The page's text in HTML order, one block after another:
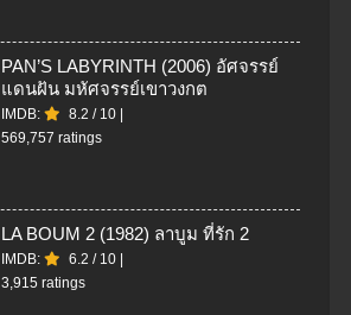
PAN’S LABYRINTH (2006) อัศจรรย์
แดนฝัน มหัศจรรย์เขาวงกต
IMDB: 8.2 / 10
569,757 ratings
LA BOUM 2 (1982) ลาบูม ที่รัก 2
IMDB: 6.2 / 10
3,915 ratings